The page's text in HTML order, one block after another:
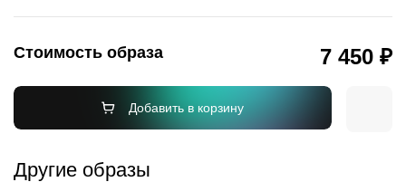
Стоимость образа 7 450 ₽
Добавить в корзину
Другие образы